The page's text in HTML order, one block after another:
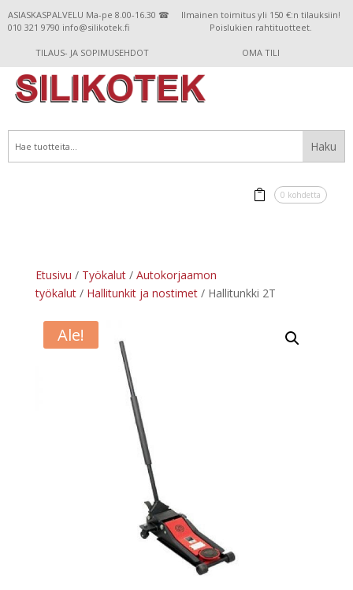
ASIASKASPALVELU Ma-pe 8.00-16.30 ☎
010 321 9790 info@silikotek.fi
Ilmainen toimitus yli 150 €:n tilauksiin!
Poislukien rahtituotteet.
TILAUS- JA SOPIMUSEHDOT OMA TILI
0 kohdetta
Etusivu / Työkalut/ Autokorjaamon
työkalut/ Hallitunkit ja nostimet/ Hallitunkki 2T
Ale!